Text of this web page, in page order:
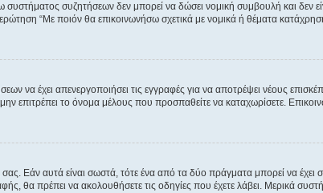
συστήματος συζητήσεων δεν μπορεί να δώσει νομική συμβουλή και δεν
“Με ποιόν θα επικοινωνήσω σχετικά με νομικά ή θέματα
να έχει απενεργοποιήσει τις εγγραφές για να αποτρέψει νέους
επιτρέπει το όνομα μέλους που προσπαθείτε να καταχωρίσετε.
Εάν αυτά είναι σωστά, τότε ένα από τα δύο πράγματα μπορεί να έχει
θα πρέπει να ακολουθήσετε τις οδηγίες που έχετε λάβει. Μερικά